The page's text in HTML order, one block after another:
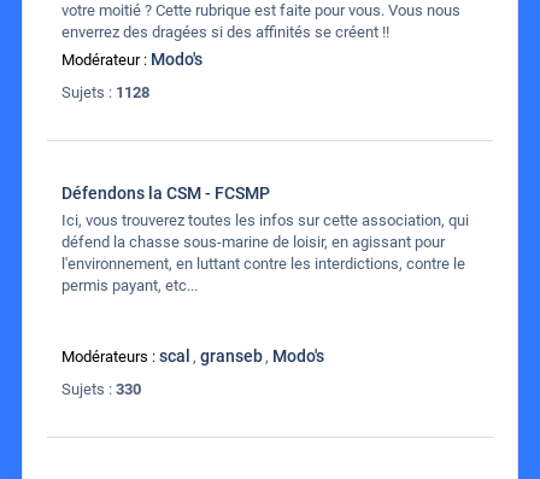
votre moitié ? Cette rubrique est faite pour vous. Vous nous
enverrez des dragées si des affinités se créent !!
Modérateur : Modo's
Sujets : 1128
Défendons la CSM - FCSMP
Ici, vous trouverez toutes les infos sur cette association, qui
défend la chasse sous-marine de loisir, en agissant pour
l'environnement, en luttant contre les interdictions, contre le
permis payant, etc...
Modérateurs : scal , granseb, Modo's
Sujets : 330